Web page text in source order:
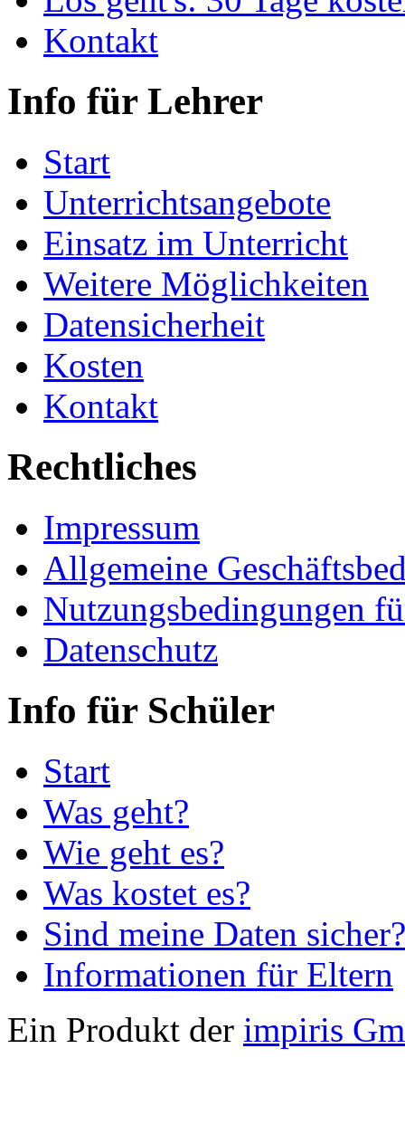
Kontakt
Info für Lehrer
Start
Unterrichtsangebote
Einsatz im Unterricht
Weitere Möglichkeiten
Datensicherheit
Kosten
Kontakt
Rechtliches
Impressum
Allgemeine
Nutzungsbedingungen
Datenschutz
Info für Schüler
Start
Was geht?
Wie geht es?
Was kostet es?
Sind meine Daten sicher?
Informationen für Eltern
Ein Produkt der impiris